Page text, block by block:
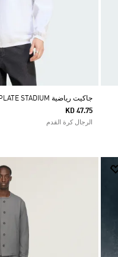
جاكيت رياضية RIVER PLATE STADIUM
KD 47.75
الرجال كرة القدم